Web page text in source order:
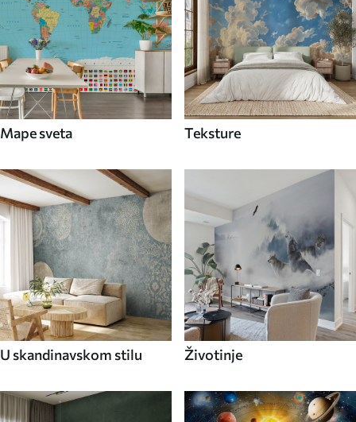
Mape sveta Teksture
U skandinavskom stilu Životinje